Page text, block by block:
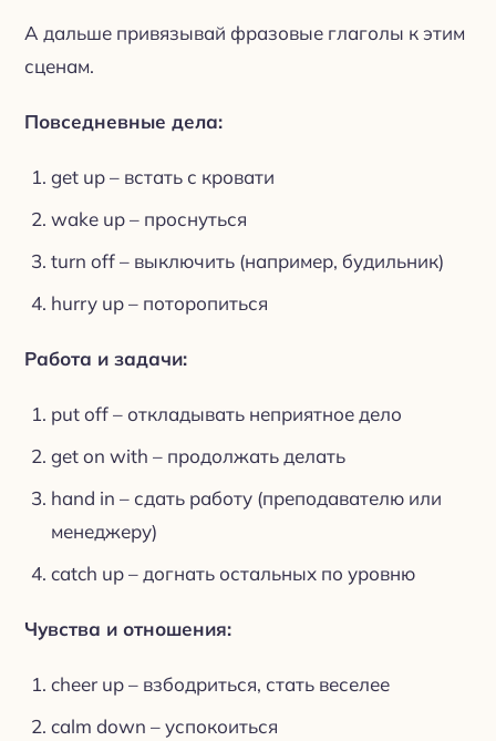
А дальше привязывай фразовые глаголы к этим
сценам.
Повседневные дела:
get up – встать с кровати
wake up – проснуться
turn off – выключить (например, будильник)
hurry up – поторопиться
Работа и задачи:
put off – откладывать неприятное дело
get on with – продолжать делать
hand in – сдать работу (преподавателю или
менеджеру)
catch up – догнать остальных по уровню
Чувства и отношения:
cheer up – взбодриться, стать веселее
calm down – успокоиться